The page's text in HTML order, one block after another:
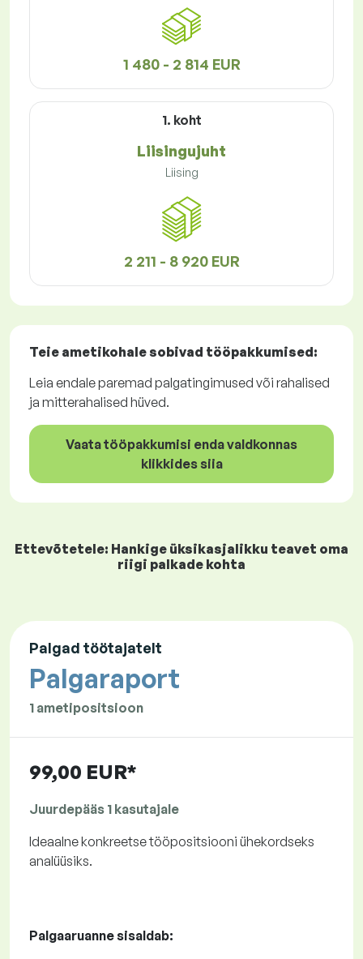
1 480 - 2 814 EUR
1. koht
Liisingujuht
Liising
2 211 - 8 920 EUR
Teie ametikohale sobivad tööpakkumised:
Leia endale paremad palgatingimused või rahalised
ja mitterahalised hüved.
Vaata tööpakkumisi enda valdkonnas
klikkides siia
Ettevõtetele: Hankige üksikasjalikku teavet oma
riigi palkade kohta
Palgad töötajatelt
Palgaraport
1 ametipositsioon
99,00 EUR*
Juurdepääs 1 kasutajale
Ideaalne konkreetse tööpositsiooni ühekordseks
analüüsiks.
Palgaaruanne sisaldab: